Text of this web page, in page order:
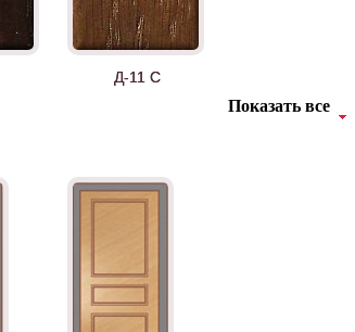
Д-11 С
Д-36 Н
Показать все